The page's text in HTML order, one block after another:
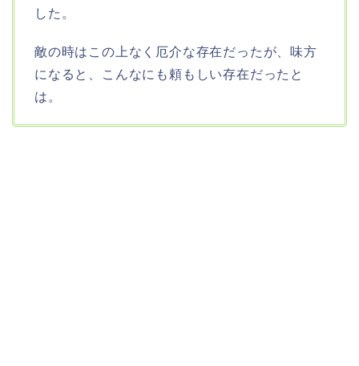
した。
敵の時はこの上なく厄介な存在だったが、味方
になると、こんなにも頼もしい存在だったと
は。